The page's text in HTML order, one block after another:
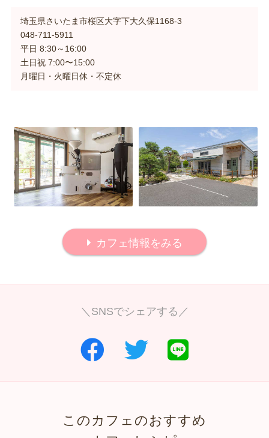
埼玉県さいたま市桜区大字下大久保1168-3
048-711-5911
平日 8:30～16:00
土日祝 7:00〜15:00
月曜日・火曜日休・不定休
カフェ情報をみる
＼SNSでシェアする／
このカフェのおすすめ